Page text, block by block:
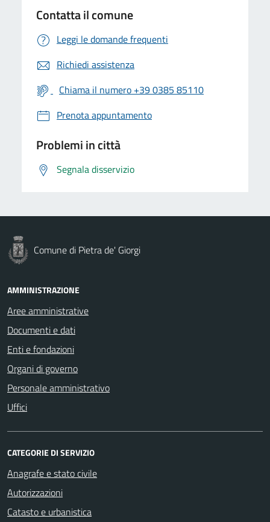
Contatta il comune
Leggi le domande frequenti
Richiedi assistenza
Chiama il numero +39 0385 85110
Prenota appuntamento
Problemi in città
Segnala disservizio
Comune di Pietra de' Giorgi
AMMINISTRAZIONE
Aree amministrative
Documenti e dati
Enti e fondazioni
Organi di governo
Personale amministrativo
Uffici
CATEGORIE DI SERVIZIO
Anagrafe e stato civile
Autorizzazioni
Catasto e urbanistica